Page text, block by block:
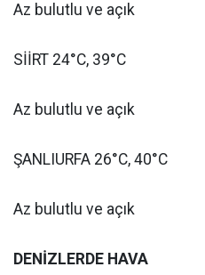
Az bulutlu ve açık
SİİRT 24°C, 39°C
Az bulutlu ve açık
ŞANLIURFA 26°C, 40°C
Az bulutlu ve açık
DENİZLERDE HAVA